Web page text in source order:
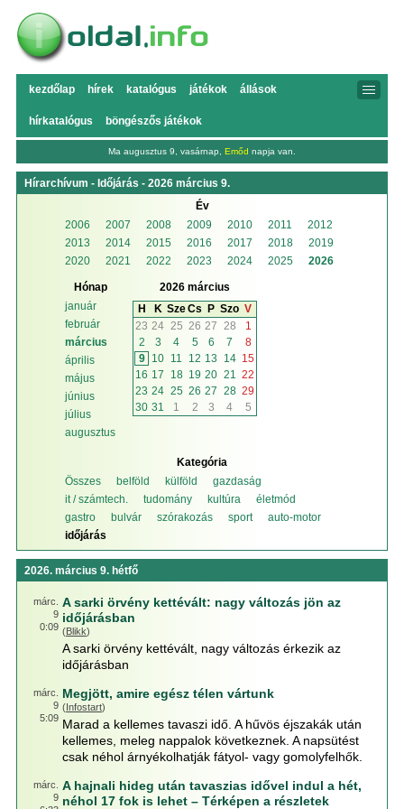
kezdőlap hírek katalógus játékok állások
hírkatalógus böngészős játékok
Ma augusztus 9, vasárnap, Emőd napja van.
Hírarchívum - Időjárás - 2026 március 9.
Év
2006
2007 2008 2009 2010 2011
2012
2013
2014 2015 2016 2017 2018
2019
2020
2021 2022 2023 2024 2025 2026
Hónap
január
február
március
április
május
június
július
augusztus
2026 március
H
K SzeCs P Szo V
23 24 25 26 27 28
1
2
3 4 5 6 7
8
9
10 11 12 13 14 15
16 17 18 19 20 21
22
23 24 25 26 27 28 29
30 31 1 2 3 4 5
Kategória
Összes
belföld külföld
gazdaság
it / számtech.
tudomány kultúra
életmód
gastro
bulvár szórakozás sport
auto-motor
időjárás
2026. március 9. hétfő
márc.
9
0:09
A sarki örvény kettévált: nagy változás jön az
időjárásban
(Blikk)
A sarki örvény kettévált, nagy változás érkezik az
időjárásban
márc.
9
5:09
Megjött, amire egész télen vártunk
(Infostart)
Marad a kellemes tavaszi idő. A hűvös éjszakák után
kellemes, meleg nappalok következnek. A napsütést
csak néhol árnyékolhatják fátyol- vagy gomolyfelhők.
márc.
9
A hajnali hideg után tavaszias idővel indul a hét,
néhol 17 fok is lehet – Térképen a részletek